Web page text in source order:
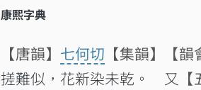
康熙字典
【唐韻】 七何切 【集韻】 【韻
搓難似，花新染未乾。 又